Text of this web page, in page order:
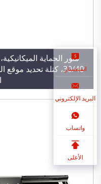
سور الحماية
30/40، كتلة تحديد استفسار
البريد الإلكتروني
واتساب
الأعلى